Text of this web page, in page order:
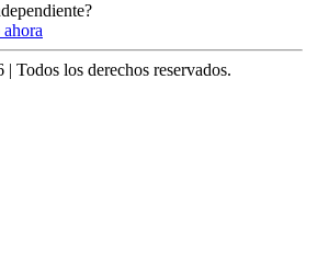
| Todos los derechos reservados.